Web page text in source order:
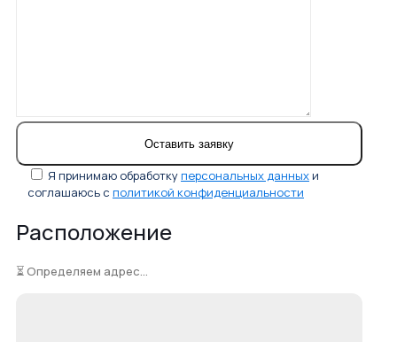
Я принимаю обработкуперсональных данных и
соглашаюсь с политикой конфиденциальности
Расположение
⏳ Определяем адрес...